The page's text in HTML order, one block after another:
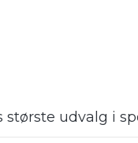
største udvalg i